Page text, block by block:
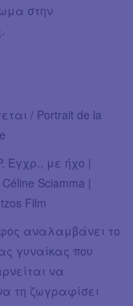
στην
/ Portrait de la
Έγχρ., με ήχο |
Sciamma |
Film
αναλαμβάνει το
γυναίκας που
να
τη ζωγραφίσει